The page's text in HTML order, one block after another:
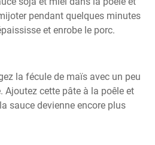
pendant quelques minutes
et enrobe le porc.
la fécule de maïs avec un peu
Ajoutez cette pâte à la poêle et
sauce devienne encore plus